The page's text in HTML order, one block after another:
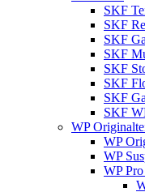
SKF
SKF
SKF
SKF
SKF
SKF
SKF
SKF
WP
WP
WP
WP